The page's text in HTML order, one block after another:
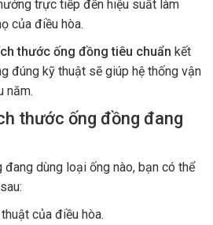
trực tiếp đến hiệu suất làm
của điều hòa.
thước ống đồng tiêu chuẩn kết
đúng kỹ thuật sẽ giúp hệ thống vận
năm.
thước ống đồng đang
đang dùng loại ống nào, bạn có thể
của điều hòa.